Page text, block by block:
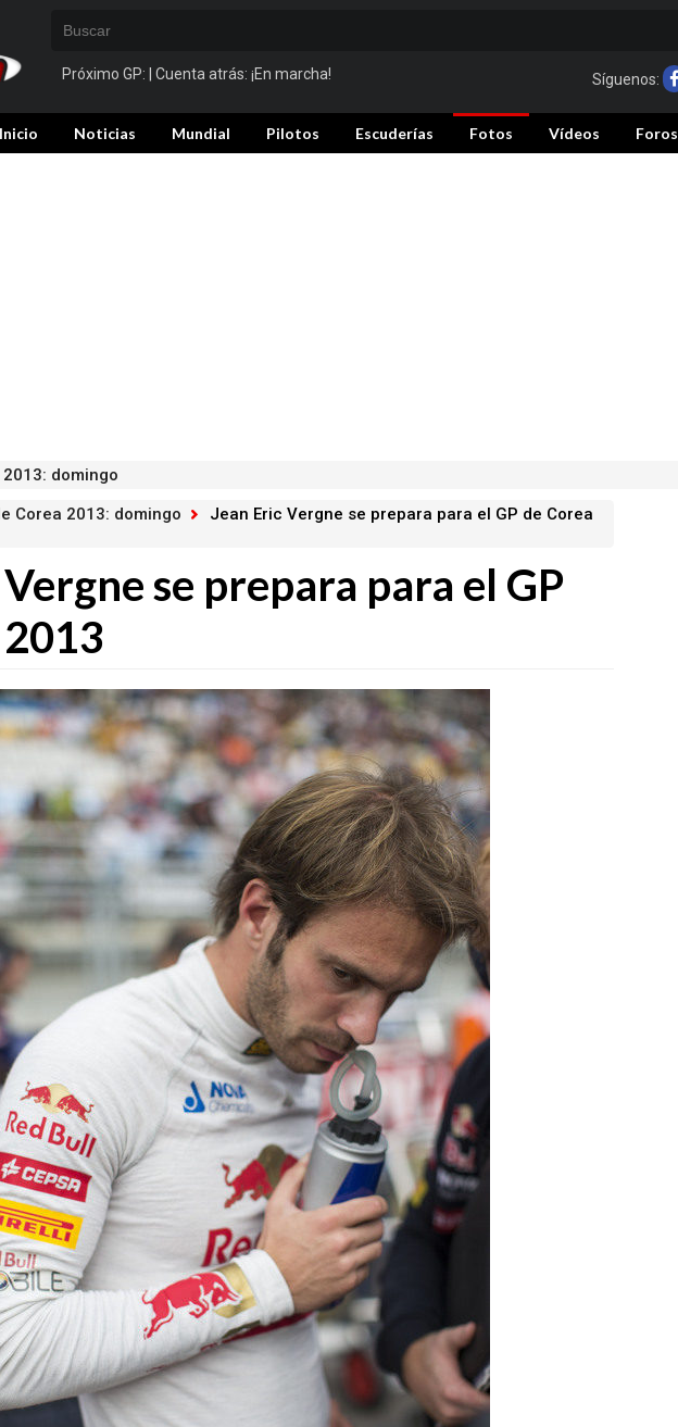
Próximo GP: | Cuenta atrás: ¡En marcha! Síguenos:
Inicio Noticias Mundial Pilotos Escuderías Fotos Vídeos Foros
2013: domingo
Corea 2013: domingo
Jean Eric Vergne se prepara para el GP de Corea
se prepara para el GP